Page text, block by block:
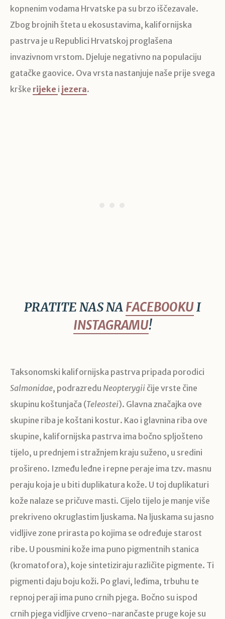
kopnenim vodama Hrvatske pa su brzo iščezavale.
Zbog brojnih šteta u ekosustavima, kalifornijska
pastrva je u Republici Hrvatskoj proglašena
invazivnom vrstom. Djeluje negativno na populaciju
gatačke gaovice. Ova vrsta nastanjuje naše prije svega
krške rijeke i jezera.
PRATITE NAS NAFACEBOOKUI
INSTAGRAMU!
Taksonomski kalifornijska pastrva pripada porodici
Salmonidae, podrazredu Neopterygii čije vrste čine
skupinu koštunjača (Teleostei). Glavna značajka ove
skupine riba je koštani kostur. Kao i glavnina riba ove
skupine, kalifornijska pastrva ima bočno spljošteno
tijelo, u prednjem i stražnjem kraju suženo, u sredini
prošireno. Između leđne i repne peraje ima tzv. masnu
peraju koja je u biti duplikatura kože. U toj duplikaturi
kože nalaze se pričuve masti. Cijelo tijelo je manje više
prekriveno okruglastim ljuskama. Na ljuskama su jasno
vidljive zone prirasta po kojima se određuje starost
ribe. U pousmini kože ima puno pigmentnih stanica
(kromatofora), koje sintetiziraju različite pigmente. Ti
pigmenti daju boju koži. Po glavi, leđima, trbuhu te
repnoj peraji ima puno crnih pjega. Bočno su ispod
crnih pjega vidljive crveno-narančaste pruge koje su